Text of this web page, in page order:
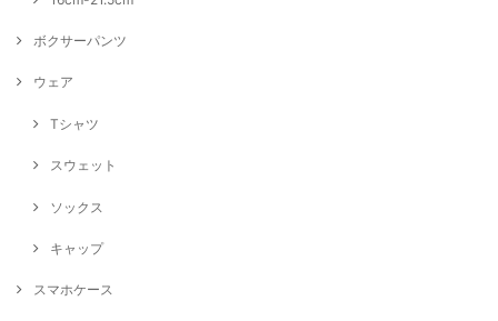
ボクサーパンツ
ウェア
Tシャツ
スウェット
ソックス
キャップ
スマホケース